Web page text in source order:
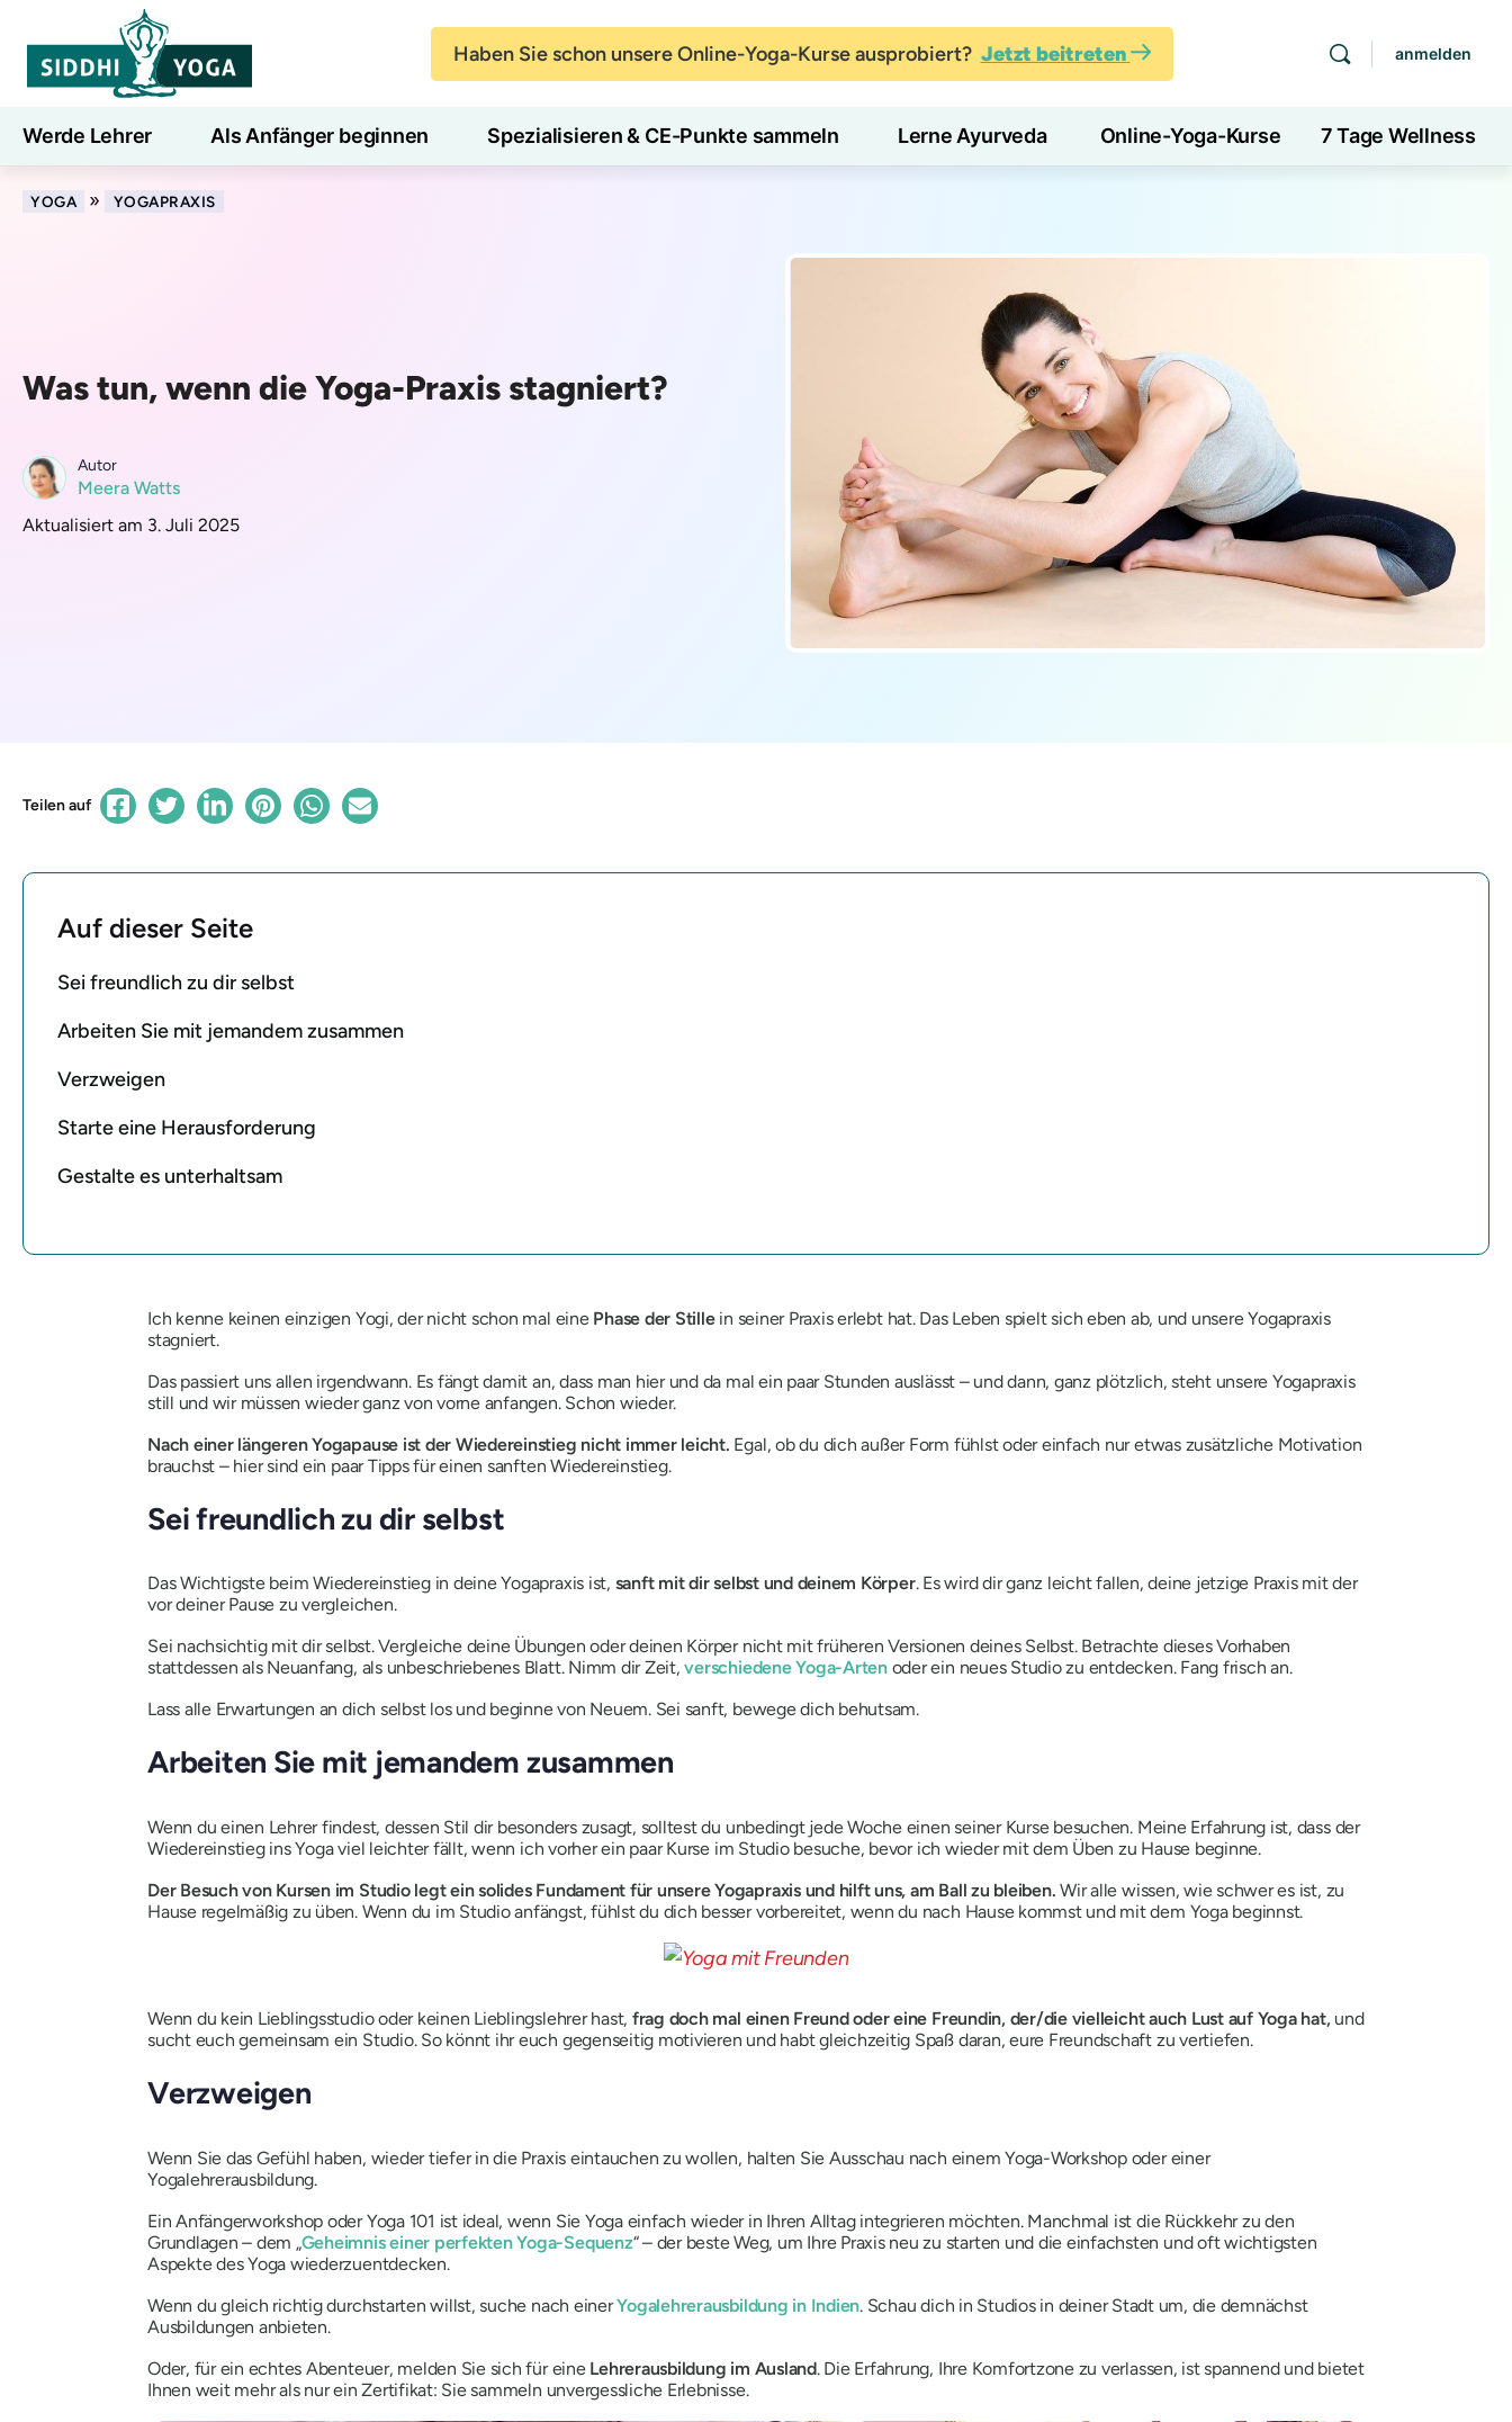
Haben Sie schon unsere Online-Yoga-Kurse ausprobiert? Jetzt beitreten anmelden
Werde Lehrer Als Anfänger beginnen Spezialisieren & CE-Punkte sammeln Lerne Ayurveda Online-Yoga-Kurse 7 Tage Wellness
Blog Lernen
YOGA » YOGAPRAXIS
Was tun, wenn die Yoga-Praxis stagniert?
Autor
Meera Watts
Aktualisiert am 3. Juli 2025
Teilen auf
Auf dieser Seite
Sei freundlich zu dir selbst
Arbeiten Sie mit jemandem zusammen
Verzweigen
Starte eine Herausforderung
Gestalte es unterhaltsam
Ich kenne keinen einzigen Yogi, der nicht schon mal eine Phase der Stillein seiner Praxis erlebt hat. Das Leben spielt sich eben ab, und unsere Yogapraxis
stagniert.
Das passiert uns allen irgendwann. Es fängt damit an, dass man hier und da mal ein paar Stunden auslässt – und dann, ganz plötzlich, steht unsere Yogapraxis
still und wir müssen wieder ganz von vorne anfangen. Schon wieder.
Nach einer längeren Yogapause ist der Wiedereinstieg nicht immer leicht. Egal, ob du dich außer Form fühlst oder einfach nur etwas zusätzliche Motivation
brauchst – hier sind ein paar Tipps für einen sanften Wiedereinstieg.
Sei freundlich zu dir selbst
Das Wichtigste beim Wiedereinstieg in deine Yogapraxis ist, sanft mit dir selbst und deinem Körper. Es wird dir ganz leicht fallen, deine jetzige Praxis mit der
vor deiner Pause zu vergleichen.
Sei nachsichtig mit dir selbst. Vergleiche deine Übungen oder deinen Körper nicht mit früheren Versionen deines Selbst. Betrachte dieses Vorhaben
stattdessen als Neuanfang, als unbeschriebenes Blatt. Nimm dir Zeit,verschiedene Yoga-Artenoder ein neues Studio zu entdecken. Fang frisch an.
Lass alle Erwartungen an dich selbst los und beginne von Neuem. Sei sanft, bewege dich behutsam.
Arbeiten Sie mit jemandem zusammen
Wenn du einen Lehrer findest, dessen Stil dir besonders zusagt, solltest du unbedingt jede Woche einen seiner Kurse besuchen. Meine Erfahrung ist, dass der
Wiedereinstieg ins Yoga viel leichter fällt, wenn ich vorher ein paar Kurse im Studio besuche, bevor ich wieder mit dem Üben zu Hause beginne.
Der Besuch von Kursen im Studio legt ein solides Fundament für unsere Yogapraxis und hilft uns, am Ball zu bleiben. Wir alle wissen, wie schwer es ist, zu
Hause regelmäßig zu üben. Wenn du im Studio anfängst, fühlst du dich besser vorbereitet, wenn du nach Hause kommst und mit dem Yoga beginnst.
Wenn du kein Lieblingsstudio oder keinen Lieblingslehrer hast, frag doch mal einen Freund oder eine Freundin, der/die vielleicht auch Lust auf Yoga hat,und
sucht euch gemeinsam ein Studio. So könnt ihr euch gegenseitig motivieren und habt gleichzeitig Spaß daran, eure Freundschaft zu vertiefen.
Verzweigen
Wenn Sie das Gefühl haben, wieder tiefer in die Praxis eintauchen zu wollen, halten Sie Ausschau nach einem Yoga-Workshop oder einer
Yogalehrerausbildung.
Ein Anfängerworkshop oder Yoga 101 ist ideal, wenn Sie Yoga einfach wieder in Ihren Alltag integrieren möchten. Manchmal ist die Rückkehr zu den
Grundlagen – dem „Geheimnis einer perfekten Yoga-Sequenz“ – der beste Weg, um Ihre Praxis neu zu starten und die einfachsten und oft wichtigsten
Aspekte des Yoga wiederzuentdecken.
Wenn du gleich richtig durchstarten willst, suche nach einerYogalehrerausbildung in Indien. Schau dich in Studios in deiner Stadt um, die demnächst
Ausbildungen anbieten.
Oder, für ein echtes Abenteuer, melden Sie sich für eineLehrerausbildung im Ausland. Die Erfahrung, Ihre Komfortzone zu verlassen, ist spannend und bietet
Ihnen weit mehr als nur ein Zertifikat: Sie sammeln unvergessliche Erlebnisse.